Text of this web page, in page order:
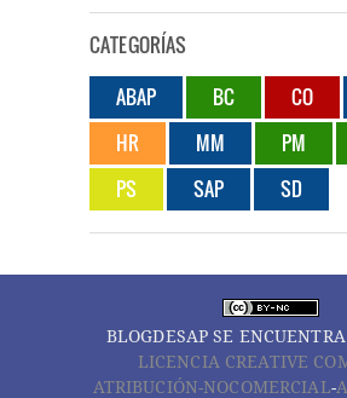
CATEGORÍAS
ABAP
BC CO
HR
MM PM
PS
SAP SD
BLOGDESAP SE
LICENCIA CREATIVE
ATRIBUCIÓN-NOCOMERCIAL-